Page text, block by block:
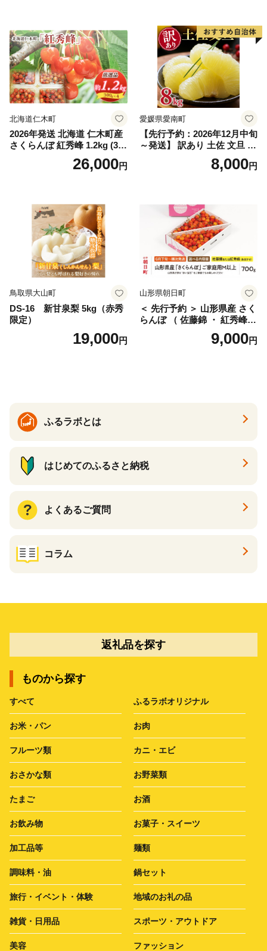
笛吹市 山梨県 フルーツ 果物
ぶどう 葡萄 大粒 シャインマ
スカット おすすめ シャイン
マスカット 贈答 ギフト 産地
笛吹市 シャインマスカット
笛吹 葡萄 国産 ぶどう 人気
国産 1.2kg 先行｜
北海道仁木町
2026年発送 北海道 仁木町産
さくらんぼ 紅秀峰 1.2kg (300
g×4パック) Lサイズ以上 旬
桜桃 産地直送 サクランボ チ
26,000円
愛媛県愛南町
【先行予約：2026年12月中旬
～発送】 訳あり 土佐 文旦 8k
g (Mサイズ以上サイズミック
ス) 8000円 わけあり ぶんた
産 農家直送 期間限定 特産品
サイズミックス くらもとフ
ァーム 愛南町 愛媛県
8,000円
鳥取県大山町
DS-16 新甘泉梨 5kg（赤秀
限定）
19,000円
山形県朝日町
＜ 先行予約 ＞ 山形県産 さく
らんぼ （ 佐藤錦 ・ 紅秀峰
） ご家庭用 M以上 700g 【20
26年6月下旬から7月上旬発
9,000円
ふるラボとは
はじめてのふるさと納税
よくあるご質問
コラム
返礼品を探す
ものから探す
すべて ふるラボオリジナル
お米・パン お肉
フルーツ類 カニ・エビ
おさかな類 お野菜類
たまご お酒
お飲み物 お菓子・スイーツ
加工品等 麺類
調味料・油 鍋セット
旅行・イベント・体験 地域のお礼の品
雑貨・日用品 スポーツ・アウトドア
美容 ファッション